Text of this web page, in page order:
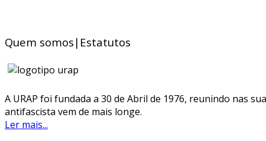
Quem somos|Estatutos
A URAP foi fundada a 30 de Abril de 1976, reunindo nas
antifascista vem de mais longe.
Ler mais...